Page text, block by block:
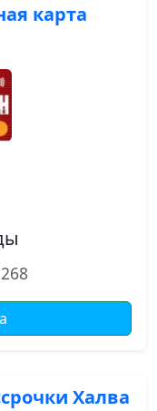
карта
Халва